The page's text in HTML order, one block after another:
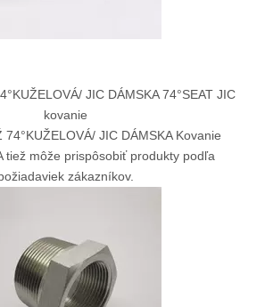
JIC DÁMSKA 74°SEAT JIC
kovanie
74°KUŽELOVÁ/ JIC DÁMSKA Kovanie
tiež môže prispôsobiť produkty podľa
zákazníkov.